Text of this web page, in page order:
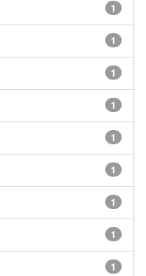
1
1
1
1
1
1
1
1
1